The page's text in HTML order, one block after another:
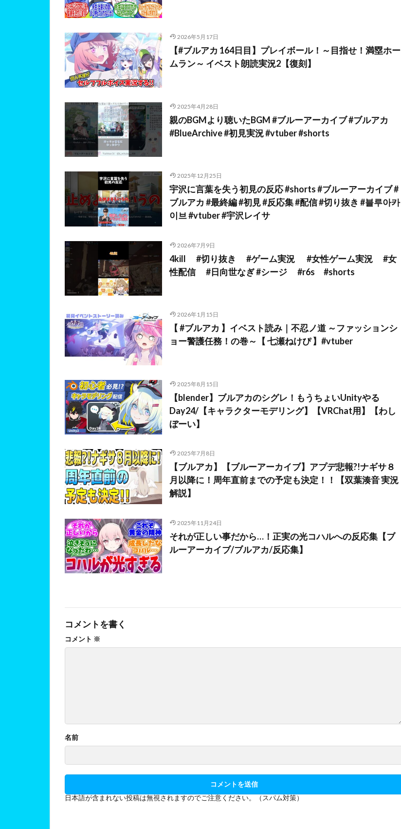
2026年5月17日
【#ブルアカ 164日目】プレイボール！～目指せ！満塁ホー
ムラン～ イベスト朗読実況2【復刻】
2025年4月28日
親のBGMより聴いたBGM #ブルーアーカイブ #ブルアカ
#BlueArchive #初見実況 #vtuber #shorts
2025年12月25日
宇沢に言葉を失う初見の反応 #shorts #ブルーアーカイブ #
ブルアカ #最終編 #初見 #反応集 #配信 #切り抜き #블루아카
이브 #vtuber #宇沢レイサ
2026年7月9日
4kill #切り抜き #ゲーム実況 #女性ゲーム実況 #女
性配信 #日向世なぎ #シージ #r6s #shorts
2026年1月15日
【 #ブルアカ 】イベスト読み｜不忍ノ道 ～ファッションシ
ョー警護任務！の巻～【 七瀬ねけぴ 】#vtuber
2025年8月15日
【blender】ブルアカのシグレ！もうちょいUnityやる
Day24/【キャラクターモデリング】【VRChat用】【わし
ぼーい】
2025年7月8日
【ブルアカ】【ブルーアーカイブ】アプデ悲報?!ナギサ８
月以降に！周年直前までの予定も決定！！【双葉湊音 実況
解説】
2025年11月24日
それが正しい事だから…！正実の光コハルへの反応集【ブ
ルーアーカイブ/ブルアカ/反応集】
コメントを書く
コメント ※
名前
日本語が含まれない投稿は無視されますのでご注意ください。（スパム対策）